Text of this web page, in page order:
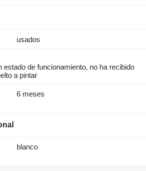
usados
estado de funcionamiento, no ha recibido
a pintar
6 meses
blanco